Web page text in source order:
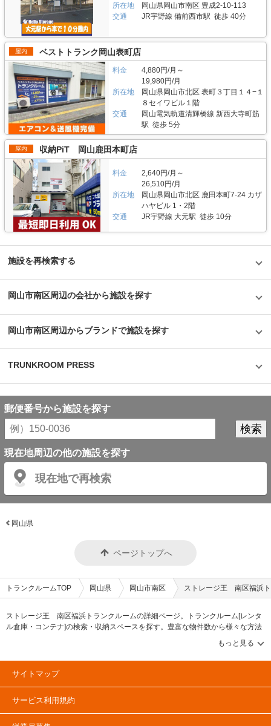
所在地
岡山県岡山市南区 豊成2-10-113
交通
JR宇野線 備前西市駅 徒歩 40分
屋内 ベストトランク岡山表町店
料金
4,880円/月～
19,980円/月
所在地
岡山県岡山市北区 表町３丁目１４−１
８セイワビル１階
交通
岡山電気軌道清輝橋線 新西大寺町筋
駅 徒歩 5分
屋内 収納PiT 岡山鹿田本町店
料金
2,640円/月～
26,510円/月
所在地
岡山県岡山市北区 鹿田本町7-24 カザ
ハヤビル 1・2階
交通
JR宇野線 大元駅 徒歩 10分
施設を再検索する
岡山市南区周辺の会社から施設を探す
岡山市南区周辺からブランドで施設を探す
TRUNKROOM PRESS
郵便番号から施設を探す
現在地周辺の他の施設を探す
現在地で再検索
岡山県
ページトップへ
トランクルームTOP 岡山県 岡山市南区 ストレージ王 南区福浜
ストレージ王 南区福浜トランクルームの詳細ページ。トランクルーム[レンタ
ル倉庫・コンテナ]の検索・収納スペースを探す。豊富な物件数から様々な方法
でご希望の収納スペースを簡単に探せるトランクルーム情報サイトです。スト
レージ王 南区福浜トランクルームの住所・最寄りの駅、物件タイプのご紹介
や料金表、お得なキャンペーン情報もあります。気になる物件タイプを見つけ
たら、メールか電話でお問合せが可能です（無料）。
サイトマップ
サービス利用規約